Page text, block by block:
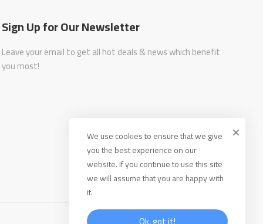
Sign Up for Our Newsletter
Leave your email to get all hot deals & news which benefit
you most!
We use cookies to ensure that we give
you the best experience on our
website. If you continue to use this site
we will assume that you are happy with
it.